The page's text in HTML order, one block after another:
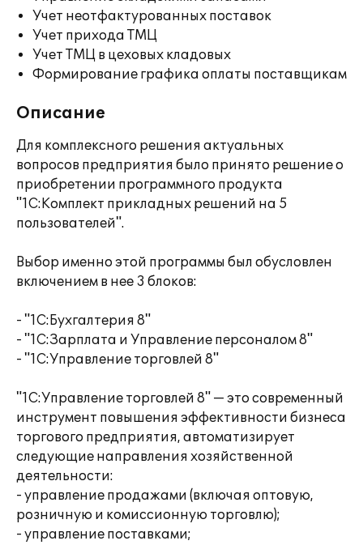
Учет неотфактурованных поставок
Учет прихода ТМЦ
Учет ТМЦ в цеховых кладовых
Формирование графика оплаты поставщикам
Описание
Для комплексного решения актуальных
вопросов предприятия было принято решение о
приобретении программного продукта
"1С:Комплект прикладных решений на 5
пользователей".
Выбор именно этой программы был обусловлен
включением в нее 3 блоков:
- "1С:Бухгалтерия 8"
- "1С:Зарплата и Управление персоналом 8"
- "1С:Управление торговлей 8"
"1С:Управление торговлей 8" — это современный
инструмент повышения эффективности бизнеса
торгового предприятия, автоматизирует
следующие направления хозяйственной
деятельности:
- управление продажами (включая оптовую,
розничную и комиссионную торговлю);
- управление поставками;